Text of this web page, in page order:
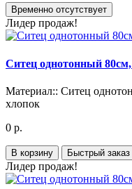
Временно отсутствует
Лидер продаж!
Ситец однотонный
Материал:: Ситец
хлопок
0 р.
В корзину Быстрый заказ
Лидер продаж!